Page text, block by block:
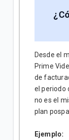
Desde el
Prime
de
el periodo
no es el
plan
Ejemplo: